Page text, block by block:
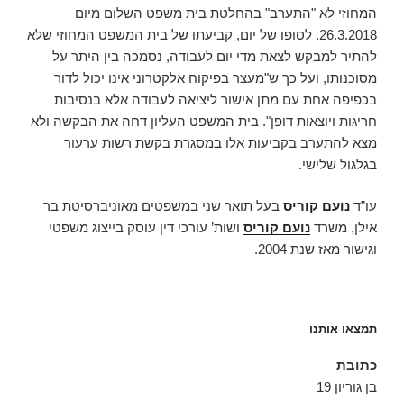
המחוזי לא "התערב" בהחלטת בית משפט השלום מיום
26.3.2018. לסופו של יום, קביעתו של בית המשפט המחוזי שלא
להתיר למבקש לצאת מדי יום לעבודה, נסמכה בין היתר על
מסוכנותו, ועל כך ש"מעצר בפיקוח אלקטרוני אינו יכול לדור
בכפיפה אחת עם מתן אישור ליציאה לעבודה אלא בנסיבות
חריגות ויוצאות דופן". בית המשפט העליון דחה את הבקשה ולא
מצא להתערב בקביעות אלו במסגרת בקשת רשות ערעור
בגלגול שלישי.
עו”ד נועם קוריס בעל תואר שני במשפטים מאוניברסיטת בר
אילן, משרד נועם קוריס ושות’ עורכי דין עוסק בייצוג משפטי
וגישור מאז שנת 2004.
תמצאו אותנו
כתובת
בן גוריון 19